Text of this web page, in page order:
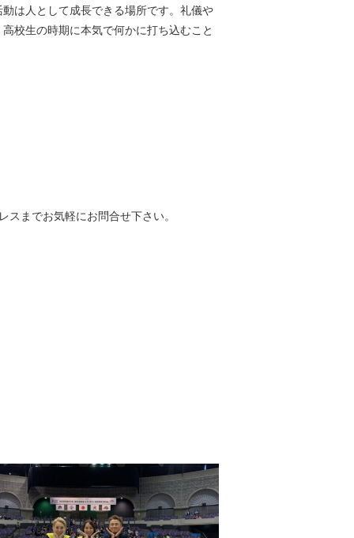
は人として成長できる場所です。礼儀や
校生の時期に本気で何かに打ち込むこと
までお気軽にお問合せ下さい。